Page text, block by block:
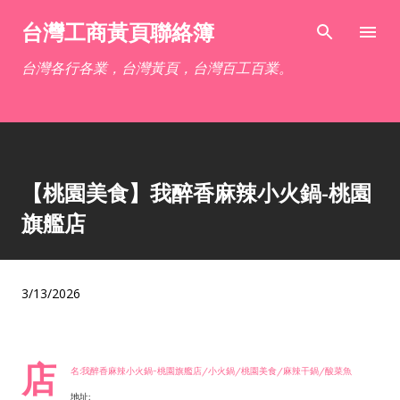
跳到主要內容
台灣工商黃頁聯絡簿
台灣各行各業，台灣黃頁，台灣百工百業。
【桃園美食】我醉香麻辣小火鍋-桃園
旗艦店
3/13/2026
店 名:我醉香麻辣小火鍋-桃園旗艦店/小火鍋/桃園美食/麻辣干鍋/酸菜魚
地址: